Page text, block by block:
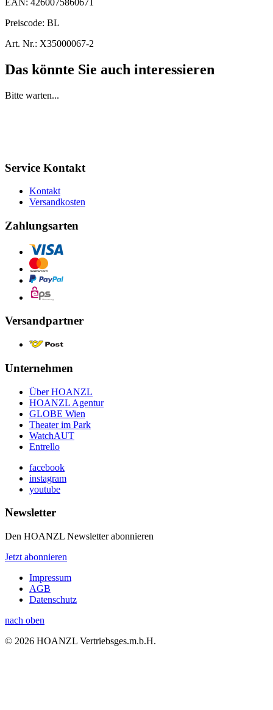
EAN: 4260075860671
Preiscode: BL
Art. Nr.: X35000067-2
Das könnte Sie auch interessieren
Bitte warten...
Service Kontakt
Kontakt
Versandkosten
Zahlungsarten
Versandpartner
Unternehmen
Über HOANZL
HOANZL Agentur
GLOBE Wien
Theater im Park
WatchAUT
Entrello
facebook
instagram
youtube
Newsletter
Den HOANZL Newsletter abonnieren
Jetzt abonnieren
Impressum
AGB
Datenschutz
nach oben
© 2026 HOANZL Vertriebsges.m.b.H.